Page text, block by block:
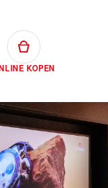
KOPEN